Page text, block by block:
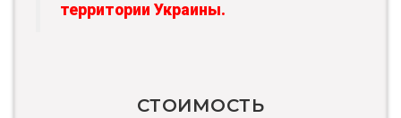
территории Украины.
СТОИМОСТЬ